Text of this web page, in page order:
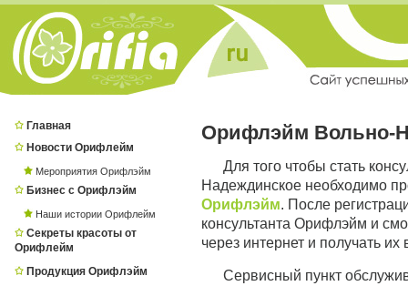
Главная
Новости Орифлейм
Мероприятия Орифлэйм
Бизнес с Орифлэйм
Наши истории Орифлейм
Секреты красоты от
Орифлейм
Продукция Орифлэйм
Орифлэйм Вольно-
Для того чтобы стать
Надеждинское необходимо
Орифлэйм. После
консультанта Орифлэйм и
через интернет и получать
Сервисный пункт